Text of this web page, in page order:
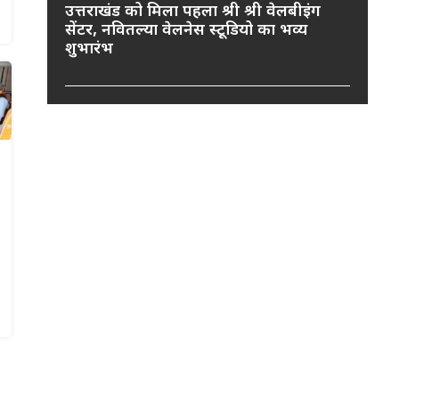
उत्तराखंड को मिला पहला श्री श्री वेलबीइंग
सेंटर, नवितल्या वेलनेस स्टूडियो का भव्य
शुभारंभ